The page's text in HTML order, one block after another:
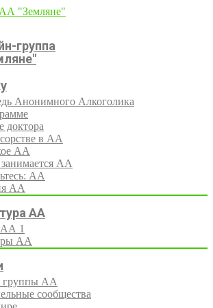
Анонимного Алкоголика
доктора
в АА
АА
АА
АА
АА
АА
1
АА
АА
сообщества